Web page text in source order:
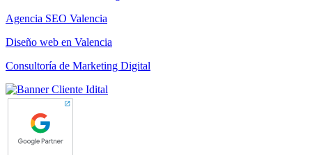
Agencia SEO Valencia
Diseño web en Valencia
Consultoría de Marketing Digital